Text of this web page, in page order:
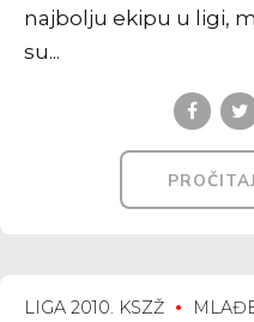
najbolju ekipu u ligi,
su...
LIGA 2010. KSZŽ